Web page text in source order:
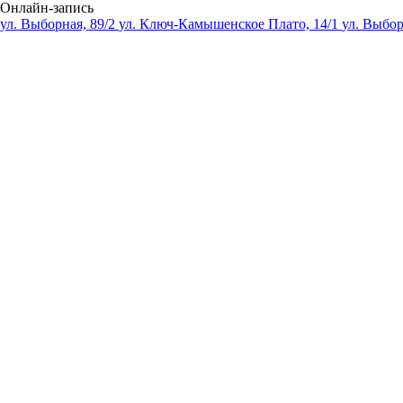
Онлайн-запись
ул. Выборная, 89/2 ул. Ключ-Камышенское Плато, 14/1 ул.